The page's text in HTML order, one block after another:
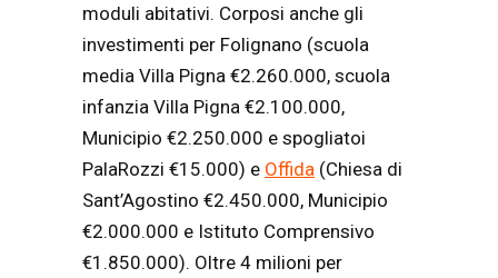
moduli abitativi. Corposi anche gli
investimenti per Folignano (scuola
media Villa Pigna €2.260.000, scuola
infanzia Villa Pigna €2.100.000,
Municipio €2.250.000 e spogliatoi
PalaRozzi €15.000) e Offida (Chiesa di
Sant’Agostino €2.450.000, Municipio
€2.000.000 e Istituto Comprensivo
€1.850.000). Oltre 4 milioni per